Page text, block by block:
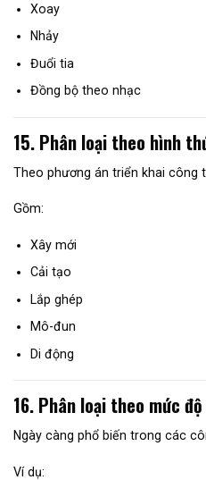
Xoay
Nhảy
Đuổi tia
Đồng bộ theo nhạc
15. Phân loại theo hình
Theo phương án triển khai công
Gồm:
Xây mới
Cải tạo
Lắp ghép
Mô-đun
Di động
16. Phân loại theo mức
Ngày càng phổ biến trong các
Ví dụ: